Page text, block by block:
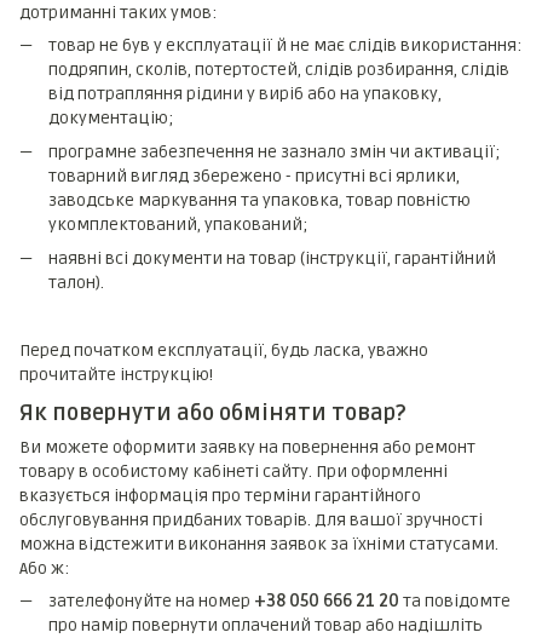
дотриманні таких умов:
товар не був у експлуатації й не має слідів використання:
подряпин, сколів, потертостей, слідів розбирання, слідів
від потрапляння рідини у виріб або на упаковку,
документацію;
програмне забезпечення не зазнало змін чи активації;
товарний вигляд збережено - присутні всі ярлики,
заводське маркування та упаковка, товар повністю
укомплектований, упакований;
наявні всі документи на товар (інструкції, гарантійний
талон).
Перед початком експлуатації, будь ласка, уважно
прочитайте інструкцію!
Як повернути або обміняти товар?
Ви можете оформити заявку на повернення або ремонт
товару в особистому кабінеті сайту. При оформленні
вказується інформація про терміни гарантійного
обслуговування придбаних товарів. Для вашої зручності
можна відстежити виконання заявок за їхніми статусами.
Або ж:
зателефонуйте на номер +38 050 666 21 20 та повідомте
про намір повернути оплачений товар або надішліть